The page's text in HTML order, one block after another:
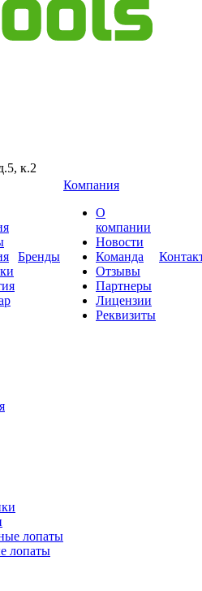
к.2
Бренды
Компания
О
компании
Новости
Команда
Отзывы
Партнеры
Лицензии
Реквизиты
лопаты